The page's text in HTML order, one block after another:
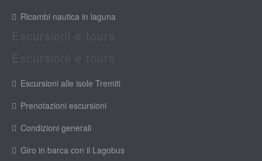
Ricambi nautica in laguna
Escursioni alle isole Tremiti
Prenotazioni escursioni
Condizioni generali
Giro in barca con il Lagobus